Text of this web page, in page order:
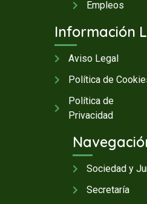
Empleos
Información
Aviso Legal
Política de
Política de
Privacidad
Sociedad y
Secretaría